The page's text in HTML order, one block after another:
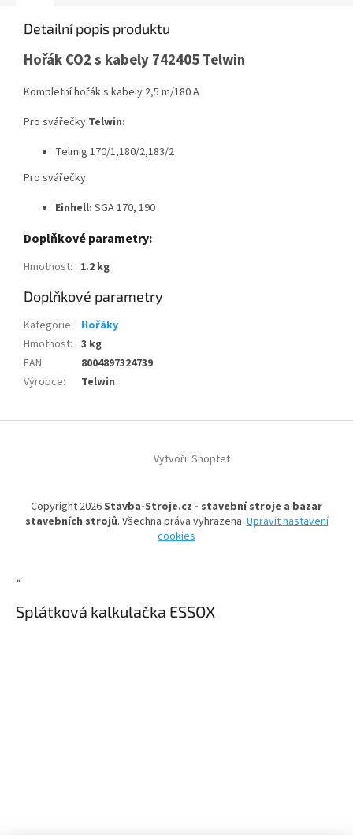
Detailní popis produktu
Hořák CO2 s kabely 742405 Telwin
Kompletní hořák s kabely 2,5 m/180 A
Pro svářečky Telwin:
Telmig 170/1,180/2,183/2
Pro svářečky:
Einhell: SGA 170, 190
Doplňkové parametry:
Hmotnost: 1.2 kg
Doplňkové parametry
Kategorie: Hořáky
Hmotnost: 3 kg
EAN:
8004897324739
Výrobce: Telwin
Vytvořil Shoptet
Copyright 2026Stavba-Stroje.cz - stavební stroje a bazar
stavebních strojů. Všechna práva vyhrazena.Upravit nastavení
cookies
×
Splátková kalkulačka ESSOX